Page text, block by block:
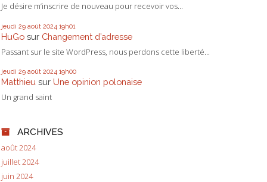
Je désire m’inscrire de nouveau pour recevoir vos...
jeudi 29 août 2024 19h01
HuGo sur Changement d’adresse
Passant sur le site WordPress, nous perdons cette liberté...
jeudi 29 août 2024 19h00
Matthieu sur Une opinion polonaise
Un grand saint
ARCHIVES
août 2024
juillet 2024
juin 2024